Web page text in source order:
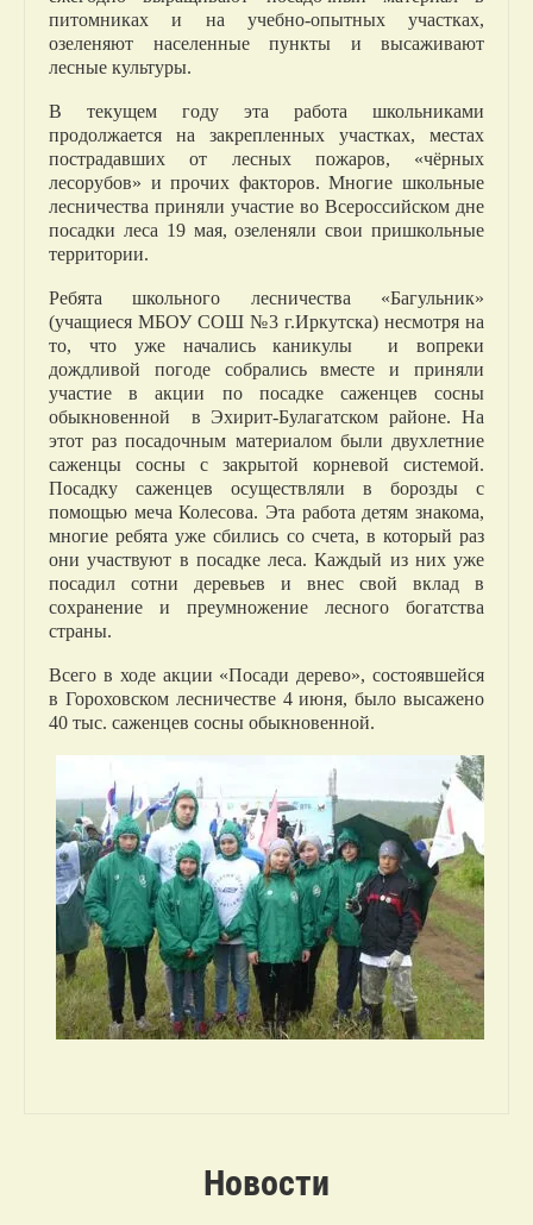
питомниках и на учебно-опытных участках,
озеленяют населенные пункты и высаживают
лесные культуры.
В текущем году эта работа школьниками
продолжается на закрепленных участках, местах
пострадавших от лесных пожаров, «чёрных
лесорубов» и прочих факторов. Многие школьные
лесничества приняли участие во Всероссийском дне
посадки леса 19 мая, озеленяли свои пришкольные
территории.
Ребята школьного лесничества «Багульник»
(учащиеся МБОУ СОШ №3 г.Иркутска) несмотря на
то, что уже начались каникулы и вопреки
дождливой погоде собрались вместе и приняли
участие в акции по посадке саженцев сосны
обыкновенной в Эхирит-Булагатском районе. На
этот раз посадочным материалом были двухлетние
саженцы сосны с закрытой корневой системой.
Посадку саженцев осуществляли в борозды с
помощью меча Колесова. Эта работа детям знакома,
многие ребята уже сбились со счета, в который раз
они участвуют в посадке леса. Каждый из них уже
посадил сотни деревьев и внес свой вклад в
сохранение и преумножение лесного богатства
страны.
Всего в ходе акции «Посади дерево», состоявшейся
в Гороховском лесничестве 4 июня, было высажено
40 тыс. саженцев сосны обыкновенной.
Новости